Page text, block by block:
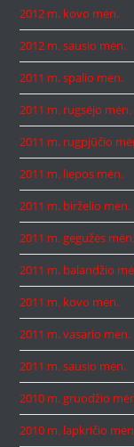
2012 m. kovo mėn.
2012 m. sausio mėn.
2011 m. spalio mėn.
2011 m. rugsėjo mėn.
2011 m. rugpjūčio
2011 m. liepos mėn.
2011 m. birželio mėn.
2011 m. gegužės mėn.
2011 m. balandžio
2011 m. kovo mėn.
2011 m. vasario mėn.
2011 m. sausio mėn.
2010 m. gruodžio
2010 m. lapkričio